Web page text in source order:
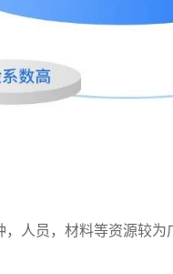
人员，材料等资源较